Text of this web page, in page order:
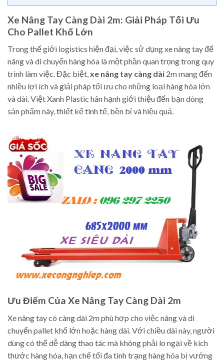
Xe Nâng Tay Càng Dài 2m: Giải Pháp Tối Ưu
Cho Pallet Khổ Lớn
Trong thế giới logistics hiện đại, việc sử dụng xe nâng tay để
nâng và di chuyển hàng hóa là một phần quan trọng trong quy
trình làm việc. Đặc biệt,xe nâng tay càng dài 2m mang đến
nhiều lợi ích và giải pháp tối ưu cho những loại hàng hóa lớn
và dài. Việt Xanh Plastic hân hạnh giới thiệu đến bạn dòng
sản phẩm này, thiết kế tinh tế, bền bỉ và hiệu quả.
Ưu Điểm Của Xe Nâng Tay Càng Dài 2m
Xe nâng tay có càng dài 2m phù hợp cho việc nâng và di
chuyển pallet khổ lớn hoặc hàng dài. Với chiều dài này, người
dùng có thể dễ dàng thao tác mà không phải lo ngại về kích
thước hàng hóa, hạn chế tối đa tình trạng hàng hóa bị vướng